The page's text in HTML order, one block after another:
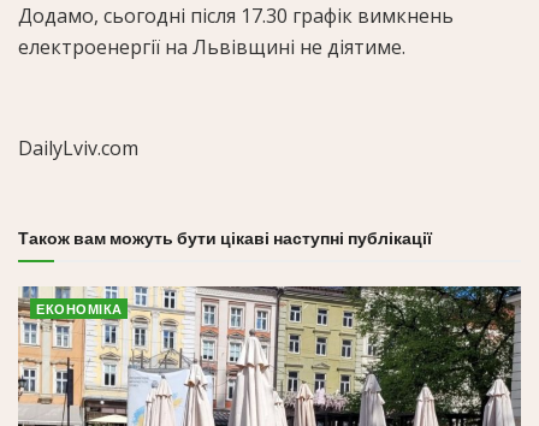
Додамо, сьогодні після 17.30 графік вимкнень
електроенергії на Львівщині не діятиме.
DailyLviv.com
Також вам можуть бути цікаві наступні публікації
ЕКОНОМІКА